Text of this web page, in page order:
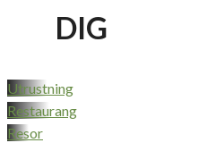
DIG
Utrustning
Restaurang
Resor